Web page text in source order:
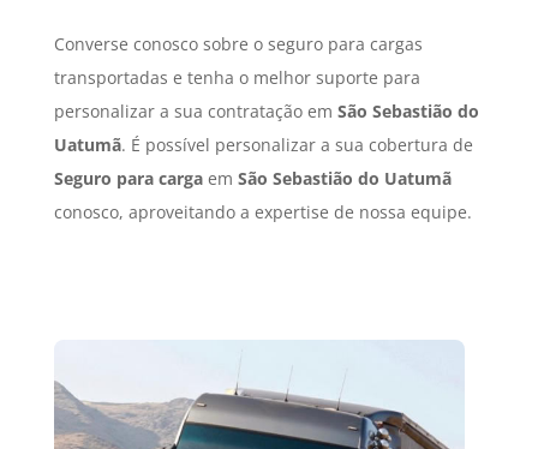
Converse conosco sobre o seguro para cargas
transportadas e tenha o melhor suporte para
personalizar a sua contratação em São Sebastião do
Uatumã. É possível personalizar a sua cobertura de
Seguro para cargaem São Sebastião do Uatumã
conosco, aproveitando a expertise de nossa equipe.